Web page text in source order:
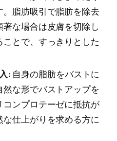
脂肪吸引で脂肪を除去
な場合は皮膚を切除し
とで、すっきりとした
: 自身の脂肪をバストに
な形でバストアップを
ンプロテーゼに抵抗が
仕上がりを求める方に